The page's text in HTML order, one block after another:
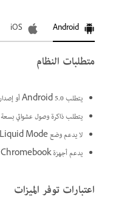
Android
iOS
متطلبات النظام
يتطلب Android 5.0 أو إصدار أحدث
يتطلب ذاكرة وصول عشوائي بسعة 1 جيجابايت على الأقل لوضع Liquid Mode
لا يدعم وضع Liquid Mode معالجات x86
يدعم أجهزة Chromebook
اعتبارات توفر الميزات